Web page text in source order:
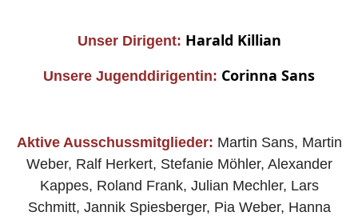
Unser Dirigent: Harald Killian
Unsere Jugenddirigentin: Corinna Sans
Aktive Ausschussmitglieder: Martin Sans, Martin
Weber, Ralf Herkert, Stefanie Möhler, Alexander
Kappes, Roland Frank, Julian Mechler, Lars
Schmitt, Jannik Spiesberger, Pia Weber, Hanna